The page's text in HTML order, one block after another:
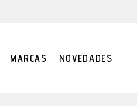
MARCAS NOVEDADES